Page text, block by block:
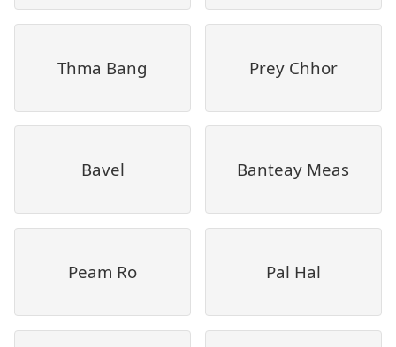
Thma Bang Prey Chhor
Bavel Banteay Meas
Peam Ro Pal Hal